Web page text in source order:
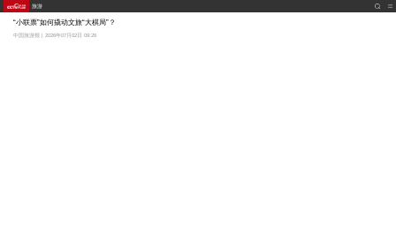
旅游
“小联票”如何撬动文旅“大棋局”？
中国旅游报 | 2026年07月02日 09:26